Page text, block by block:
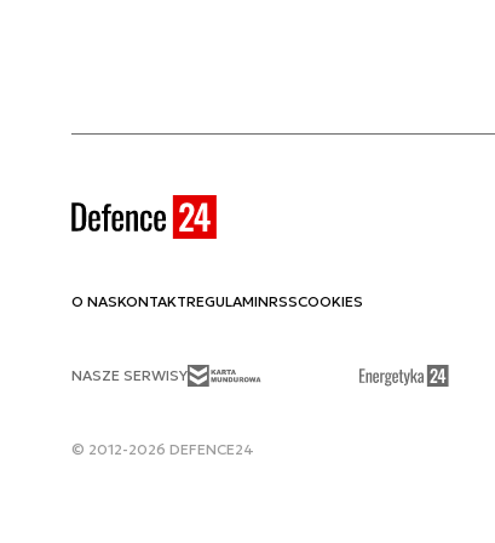
O NASKONTAKTREGULAMINRSSCOOKIES
NASZE SERWISY
© 2012-2026 DEFENCE24